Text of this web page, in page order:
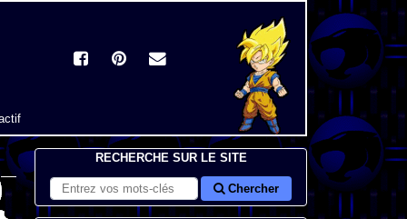
RECHERCHE SUR LE SITE
Chercher